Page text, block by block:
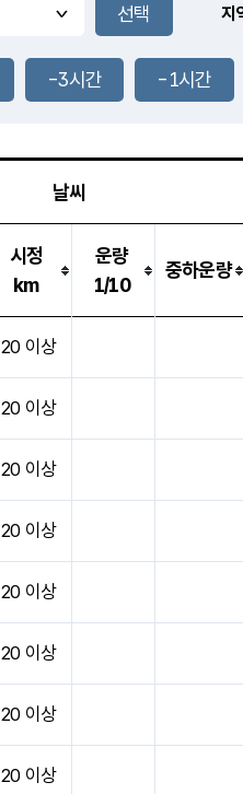
풍도
1.7m/s
지
-3시간 -1시간
날씨
시정
km
운량
1/10
중하운량
20 이상
20 이상
20 이상
20 이상
20 이상
20 이상
20 이상
20 이상